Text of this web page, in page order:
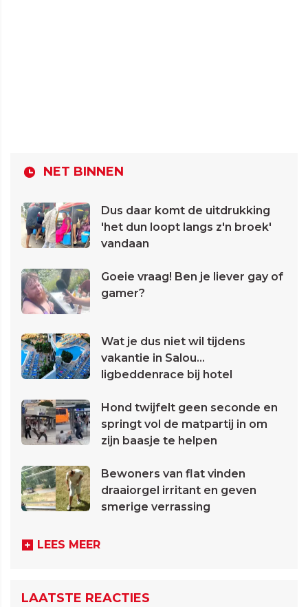
NET BINNEN
Dus daar komt de uitdrukking
'het dun loopt langs z'n broek'
vandaan
Goeie vraag! Ben je liever gay of
gamer?
Wat je dus niet wil tijdens
vakantie in Salou...
ligbeddenrace bij hotel
Hond twijfelt geen seconde en
springt vol de matpartij in om
zijn baasje te helpen
Bewoners van flat vinden
draaiorgel irritant en geven
smerige verrassing
LEES MEER
LAATSTE REACTIES